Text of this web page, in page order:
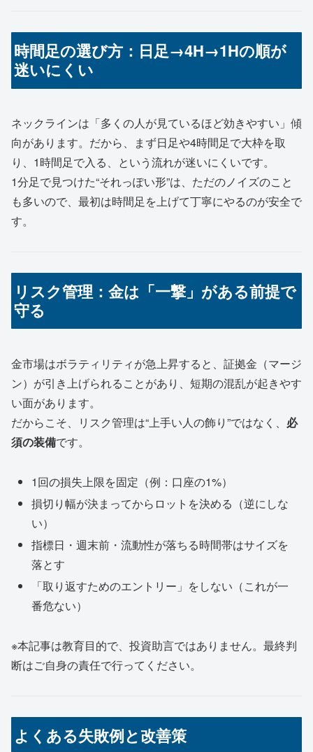
時間足の選び方：日足→4H→1Hの順が
迷いにくい
ネックラインは「多くの人が見ているほど効きやすい」傾
向があります。だから、まず日足や4時間足で大枠を取
り、1時間足で入る、という流れが迷いにくいです。
1分足で見つけた“それっぽい形”は、ただのノイズのこと
も多いので、最初は時間足を上げて丁寧にやるのが安全で
す。
リスク管理：金は「一撃」がある前提で
守る
金市場はボラティリティが急上昇すると、証拠金（マージ
ン）が引き上げられることがあり、短期の混乱が起きやす
い面があります。
だからこそ、リスク管理は“上手い人の飾り”ではなく、 必
須の装備です。
1回の損失上限を固定（例：口座の1%）
損切り幅が決まってからロットを決める（逆にしな
い）
指標日・週末前・流動性が落ちる時間帯はサイズを
落とす
「取り返すためのエントリー」をしない（これが一
番危ない）
※本記事は教育目的で、投資助言ではありません。最終判
断はご自身の責任で行ってください。
よくある失敗例と改善策